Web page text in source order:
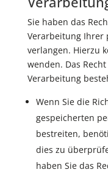
Sie haben das
Verarbeitung Ihrer
verlangen. Hierzu
wenden. Das
Verarbeitung
Wenn Sie die
gespeicherten
bestreiten,
dies zu
haben Sie das